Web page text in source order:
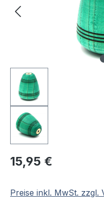
Regulärer Preis:
15,95 €
Preise inkl. MwSt. zzgl.